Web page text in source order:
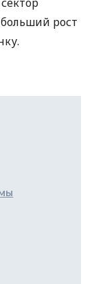
рост